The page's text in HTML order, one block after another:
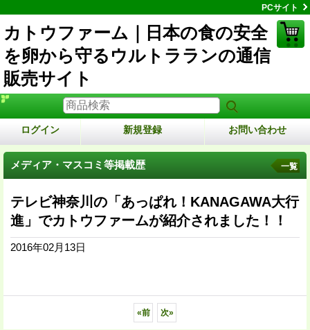
PCサイト
カトウファーム｜日本の食の安全
を卵から守るウルトラランの通信
販売サイト
ログイン 新規登録 お問い合わせ
メディア・マスコミ等掲載歴 一覧
テレビ神奈川の「あっぱれ！KANAGAWA大行
進」でカトウファームが紹介されました！！
2016年02月13日
«前 次»